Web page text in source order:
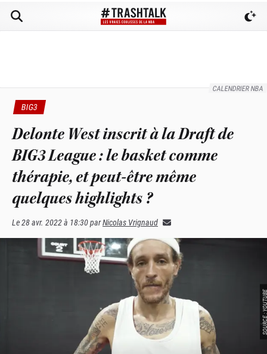
CALENDRIER NBA
BIG3
Delonte West inscrit à la Draft de
BIG3 League : le basket comme
thérapie, et peut-être même
quelques highlights ?
Le28 avr. 2022 à 18:30parNicolas Vrignaud